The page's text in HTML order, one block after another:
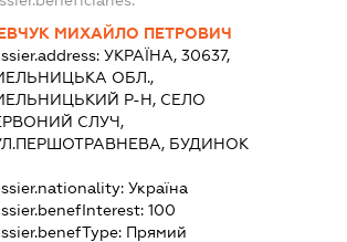
МИХАЙЛО ПЕТРОВИЧ
УКРАЇНА, 30637,
ОБЛ.,
Р-Н, СЕЛО
СЛУЧ,
БУДИНОК
Україна
100
Прямий